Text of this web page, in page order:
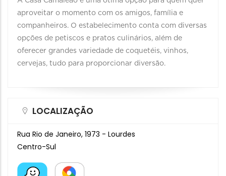
aproveitar o momento com os amigos, família e
companheiros. O estabelecimento conta com diversas
opções de petiscos e pratos culinários, além de
oferecer grandes variedade de coquetéis, vinhos,
cervejas, tudo para proporcionar diversão.
LOCALIZAÇÃO
Rua Rio de Janeiro, 1973 - Lourdes
Centro-Sul